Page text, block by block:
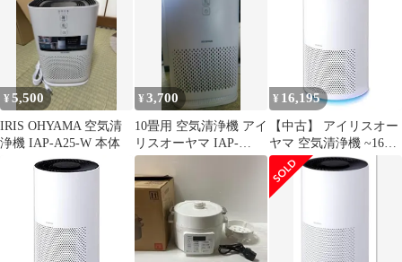
¥5,500
IRIS OHYAMA 空気清
浄機 IAP-A25-W 本体
¥3,700
10畳用 空気清浄機 アイ
リスオーヤマ IAP-
A25(2024年製)
¥ 16,195
【中古】 アイリスオー
ヤマ 空気清浄機 ~16畳
(日本電気工業会規格基
準) 集塵脱臭フィルタ
ー 小型 静音 ホコリ 花
A35-W